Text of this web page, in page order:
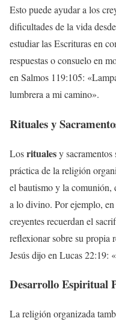
Esto puede ayudar a los
dificultades de la vida
estudiar las Escrituras en
respuestas o consuelo en
en Salmos 119:105:
lumbrera a mi camino».
Rituales y
Losritualesy sacramentos
práctica de la religión
el bautismo y la comunión,
a lo divino. Por ejemplo,
creyentes recuerdan el
reflexionar sobre su propia
Jesús dijo en Lucas 22:19:
Desarrollo Espiritual
La religión organizada